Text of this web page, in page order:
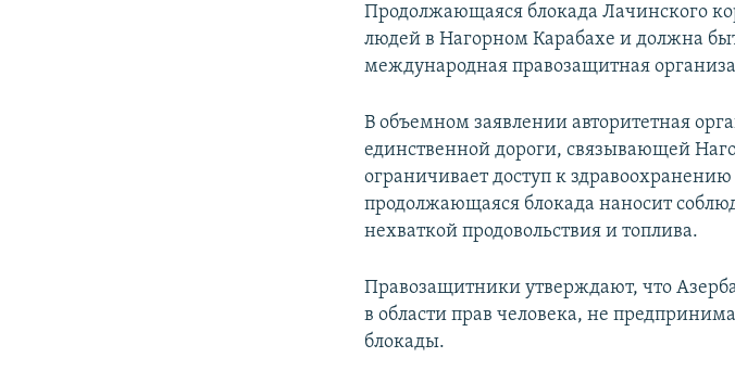
Продолжающаяся блокада Лачинского
людей в Нагорном Карабахе и должна
международная правозащитная
В объемном заявлении авторитетная
единственной дороги, связывающей
ограничивает доступ к
продолжающаяся блокада наносит
нехваткой продовольствия и топлива.
Правозащитники утверждают, что
в области прав человека, не
блокады.